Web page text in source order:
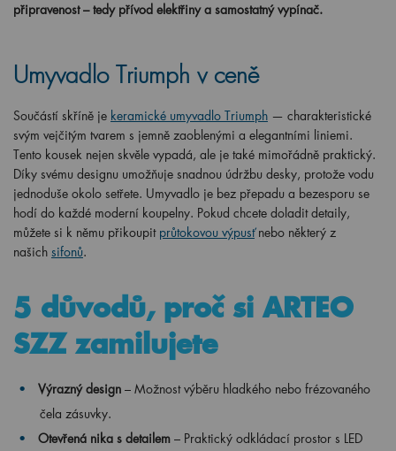
připravenost – tedy přívod elektřiny a samostatný vypínač.
Umyvadlo Triumph v ceně
Součástí skříně je keramické umyvadlo Triumph — charakteristické
svým vejčitým tvarem s jemně zaoblenými a elegantními liniemi.
Tento kousek nejen skvěle vypadá, ale je také mimořádně praktický.
Díky svému designu umožňuje snadnou údržbu desky, protože vodu
jednoduše okolo setřete. Umyvadlo je bez přepadu a bezesporu se
hodí do každé moderní koupelny. Pokud chcete doladit detaily,
můžete si k němu přikoupit průtokovou výpusť nebo některý z
našich sifonů.
5 důvodů, proč si ARTEO
SZZ zamilujete
Výrazný design – Možnost výběru hladkého nebo frézovaného
čela zásuvky.
Otevřená nika s detailem – Praktický odkládací prostor s LED